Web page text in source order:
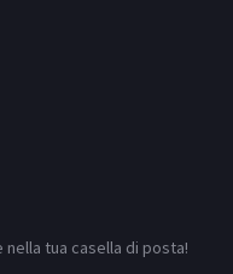
tua casella di posta!